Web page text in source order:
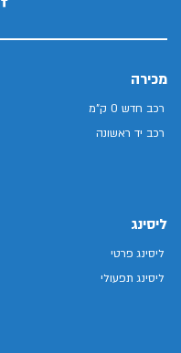
מכירה
רכב חדש 0 ק"מ
רכב יד ראשונה
ליסינג
ליסינג פרטי
ליסינג תפעולי